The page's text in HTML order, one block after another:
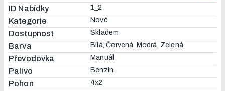
ID Nabídky 1_2
Kategorie Nové
Dostupnost Skladem
Barva Bílá, Červená, Modrá, Zelená
Převodovka Manuál
Palivo Benzín
Pohon 4x2